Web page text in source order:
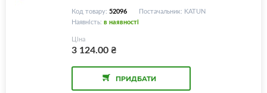
Код товару: 52096
Постачальник: KATUN
Наявність: в наявності
Ціна
3 124.00₴
ПРИДБАТИ